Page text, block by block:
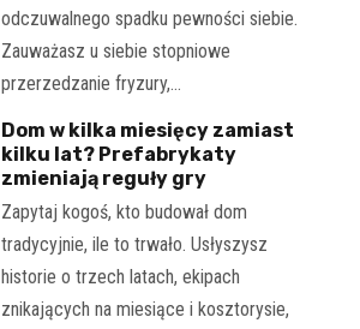
odczuwalnego spadku pewności siebie.
Zauważasz u siebie stopniowe
przerzedzanie fryzury,…
Dom w kilka miesięcy zamiast
kilku lat? Prefabrykaty
zmieniają reguły gry
Zapytaj kogoś, kto budował dom
tradycyjnie, ile to trwało. Usłyszysz
historie o trzech latach, ekipach
znikających na miesiące i kosztorysie,